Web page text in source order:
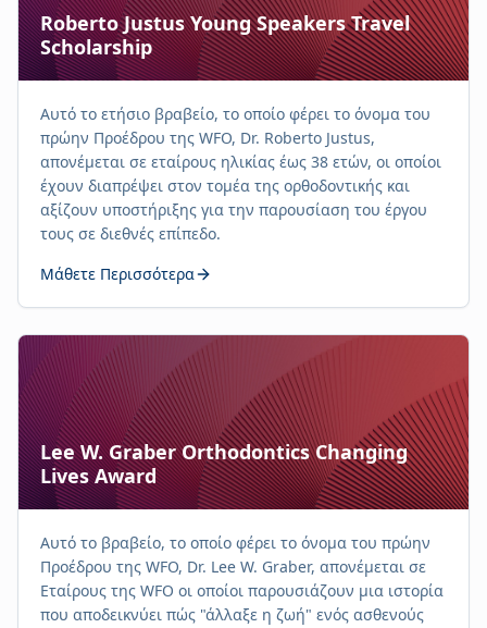
Roberto Justus Young Speakers Travel
Scholarship
Αυτό το ετήσιο βραβείο, το οποίο φέρει το όνομα του
πρώην Προέδρου της WFO, Dr. Roberto Justus,
απονέμεται σε εταίρους ηλικίας έως 38 ετών, οι οποίοι
έχουν διαπρέψει στον τομέα της ορθοδοντικής και
αξίζουν υποστήριξης για την παρουσίαση του έργου
τους σε διεθνές επίπεδο.
Μάθετε Περισσότερα
Lee W. Graber Orthodontics Changing
Lives Award
Αυτό το βραβείο, το οποίο φέρει το όνομα του πρώην
Προέδρου της WFO, Dr. Lee W. Graber, απονέμεται σε
Εταίρους της WFO οι οποίοι παρουσιάζουν μια ιστορία
που αποδεικνύει πώς "άλλαξε η ζωή" ενός ασθενούς